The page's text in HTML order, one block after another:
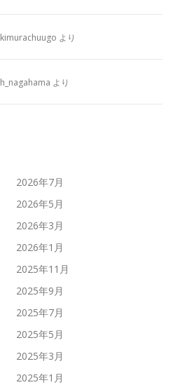
kimurachuugo より
h_nagahama より
2026年7月
2026年5月
2026年3月
2026年1月
2025年11月
2025年9月
2025年7月
2025年5月
2025年3月
2025年1月